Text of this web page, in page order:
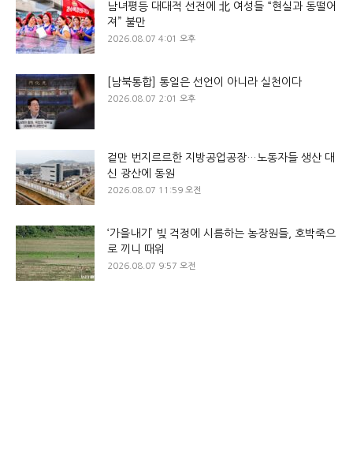
남녀평등 대대적 선전에 北 여성들 “현실과 동떨어
져” 불만
2026.08.07 4:01 오후
[남북통합] 통일은 선언이 아니라 실천이다
2026.08.07 2:01 오후
겉만 번지르르한 지방공업공장…노동자들 생산 대
신 광산에 동원
2026.08.07 11:59 오전
‘가을내기’ 빚 걱정에 시름하는 농장원들, 호박죽으
로 끼니 때워
2026.08.07 9:57 오전